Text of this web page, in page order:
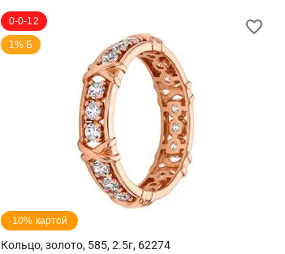
0-0-12
1% Б
-10% картой
Кольцо, золото, 585, 2.5г, 62274